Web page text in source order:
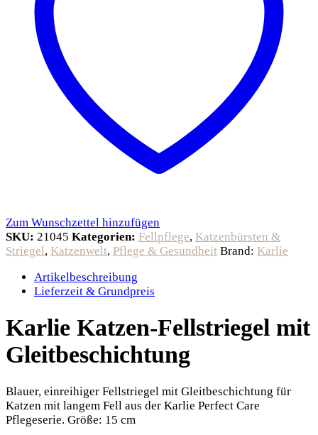
Zum Wunschzettel hinzufügen
SKU: 21045 Kategorien: Fellpflege, Katzenbürsten &
Striegel, Katzenwelt, Pflege & Gesundheit Brand: Karlie
Artikelbeschreibung
Lieferzeit & Grundpreis
Karlie Katzen-Fellstriegel mit
Gleitbeschichtung
Blauer, einreihiger Fellstriegel mit Gleitbeschichtung für
Katzen mit langem Fell aus der Karlie Perfect Care
Pflegeserie. Größe: 15 cm